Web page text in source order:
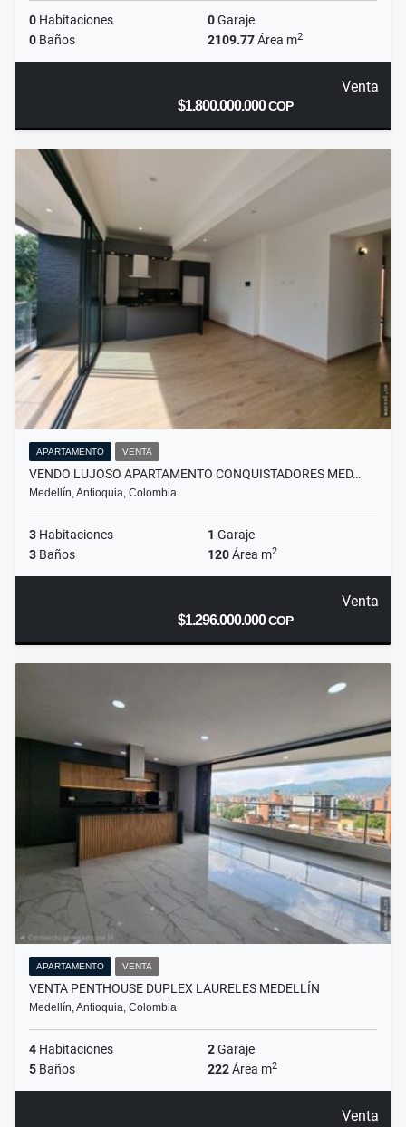
0 Habitaciones 0Garaje
0 Baños 2109.77Área m2
Venta
$1.800.000.000COP
APARTAMENTO VENTA
VENDO LUJOSO APARTAMENTO CONQUISTADORES MED…
Medellín, Antioquia, Colombia
3 Habitaciones 1 Garaje
3 Baños 120Área m2
Venta
$1.296.000.000COP
APARTAMENTO VENTA
VENTA PENTHOUSE DUPLEX LAURELES MEDELLÍN
Medellín, Antioquia, Colombia
4 Habitaciones 2Garaje
5 Baños 222Área m2
Venta